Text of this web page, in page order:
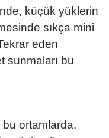
küçük yüklerin
sıkça mini
eden
sunmaları bu
bu ortamlarda,